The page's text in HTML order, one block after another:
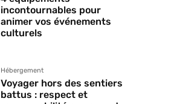
incontournables pour
animer vos événements
culturels
Hébergement
Voyager hors des sentiers
battus : respect et